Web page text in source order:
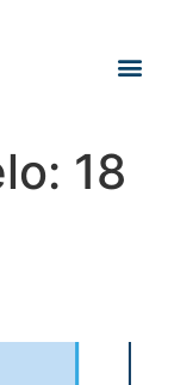
18